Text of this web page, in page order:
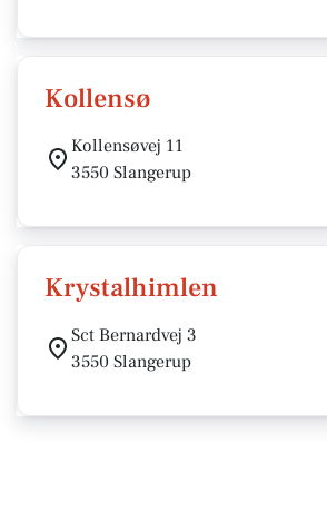
Kollensø
Kollensøvej 11
3550 Slangerup
Krystalhimlen
Sct Bernardvej 3
3550 Slangerup